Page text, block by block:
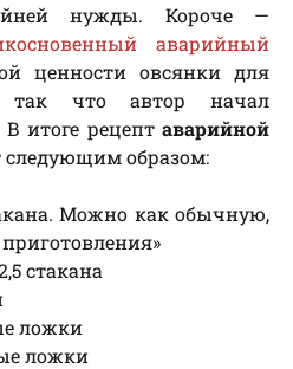
нужды. Короче —
аварийный
ценности овсянки для
так что автор начал
итоге рецепт аварийной
образом:
Можно как обычную,
стакана
ложки
ложки